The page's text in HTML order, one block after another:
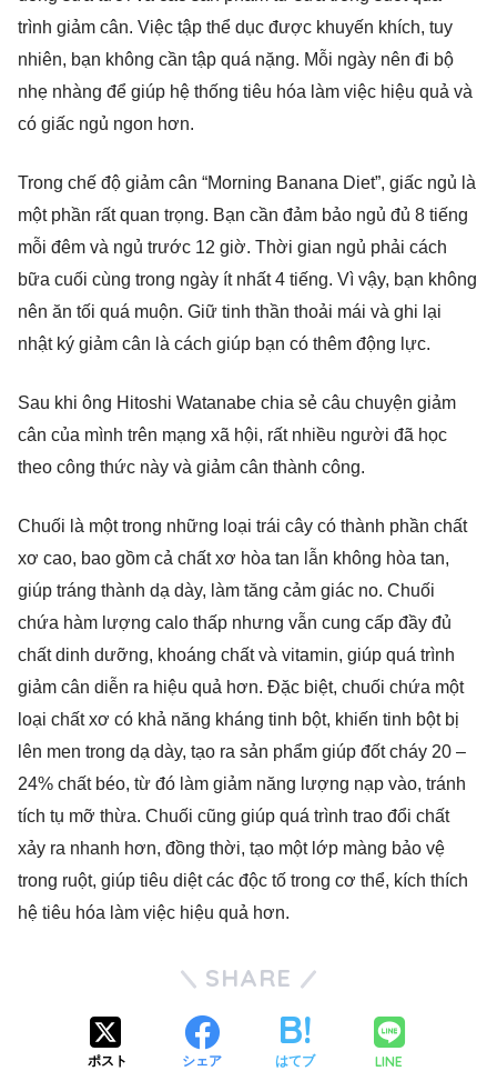
trình giảm cân. Việc tập thể dục được khuyến khích, tuy
nhiên, bạn không cần tập quá nặng. Mỗi ngày nên đi bộ
nhẹ nhàng để giúp hệ thống tiêu hóa làm việc hiệu quả và
có giấc ngủ ngon hơn.
Trong chế độ giảm cân “Morning Banana Diet”, giấc ngủ là
một phần rất quan trọng. Bạn cần đảm bảo ngủ đủ 8 tiếng
mỗi đêm và ngủ trước 12 giờ. Thời gian ngủ phải cách
bữa cuối cùng trong ngày ít nhất 4 tiếng. Vì vậy, bạn không
nên ăn tối quá muộn. Giữ tinh thần thoải mái và ghi lại
nhật ký giảm cân là cách giúp bạn có thêm động lực.
Sau khi ông Hitoshi Watanabe chia sẻ câu chuyện giảm
cân của mình trên mạng xã hội, rất nhiều người đã học
theo công thức này và giảm cân thành công.
Chuối là một trong những loại trái cây có thành phần chất
xơ cao, bao gồm cả chất xơ hòa tan lẫn không hòa tan,
giúp tráng thành dạ dày, làm tăng cảm giác no. Chuối
chứa hàm lượng calo thấp nhưng vẫn cung cấp đầy đủ
chất dinh dưỡng, khoáng chất và vitamin, giúp quá trình
giảm cân diễn ra hiệu quả hơn. Đặc biệt, chuối chứa một
loại chất xơ có khả năng kháng tinh bột, khiến tinh bột bị
lên men trong dạ dày, tạo ra sản phẩm giúp đốt cháy 20 –
24% chất béo, từ đó làm giảm năng lượng nạp vào, tránh
tích tụ mỡ thừa. Chuối cũng giúp quá trình trao đổi chất
xảy ra nhanh hơn, đồng thời, tạo một lớp màng bảo vệ
trong ruột, giúp tiêu diệt các độc tố trong cơ thể, kích thích
hệ tiêu hóa làm việc hiệu quả hơn.
SHARE
ポスト シェア はてブ LINE